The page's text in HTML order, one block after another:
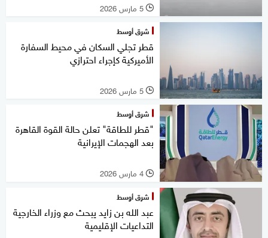
l 5 مارس 2026
شرق أوسط
قطر تجلي السكان في محيط السفارة
الأميركية كإجراء احترازي
l 5 مارس 2026
شرق أوسط
"قطر للطاقة" تعلن حالة القوة القاهرة
بعد الهجمات الإيرانية
l 4 مارس 2026
شرق أوسط
عبد الله بن زايد يبحث مع وزراء الخارجية
التداعيات الإقليمية